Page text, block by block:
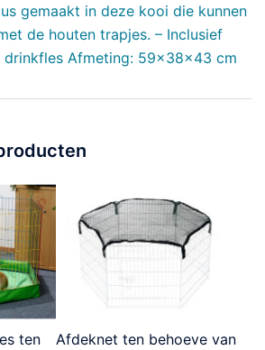
gemaakt in deze kooi die kunnen
de houten trapjes. – Inclusief
drinkfles Afmeting: 59x38x43 cm
ten
Afdeknet ten behoeve van